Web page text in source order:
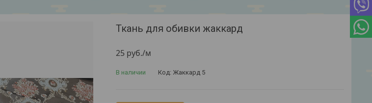
Ткань для обивки жаккард
25 руб./м
В наличии Код: Жаккард 5